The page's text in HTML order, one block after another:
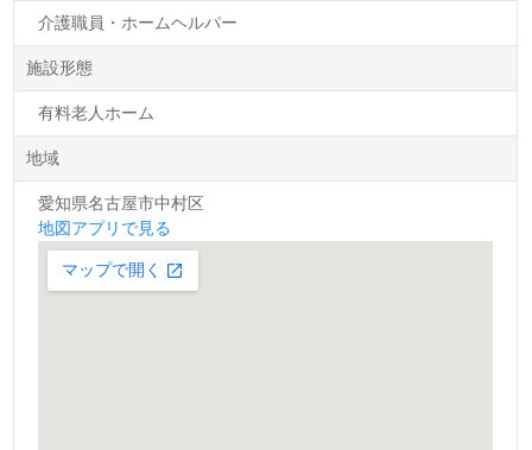
介護職員・ホームヘルパー
施設形態
有料老人ホーム
地域
愛知県名古屋市中村区
地図アプリで見る